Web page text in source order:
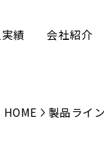
績 会社紹介
HOME 製品ライ